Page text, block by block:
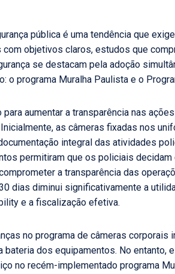
pública é uma tendência que
objetivos claros, estudos que
se destacam pela adoção
o programa Muralha Paulista e o
aumentar a transparência nas
as câmeras fixadas nos
integral das atividades
permitiram que os policiais
a transparência das
dias diminui significativamente a
e a fiscalização efetiva.
no programa de câmeras corporais
bateria dos equipamentos. No
no recém-implementado programa